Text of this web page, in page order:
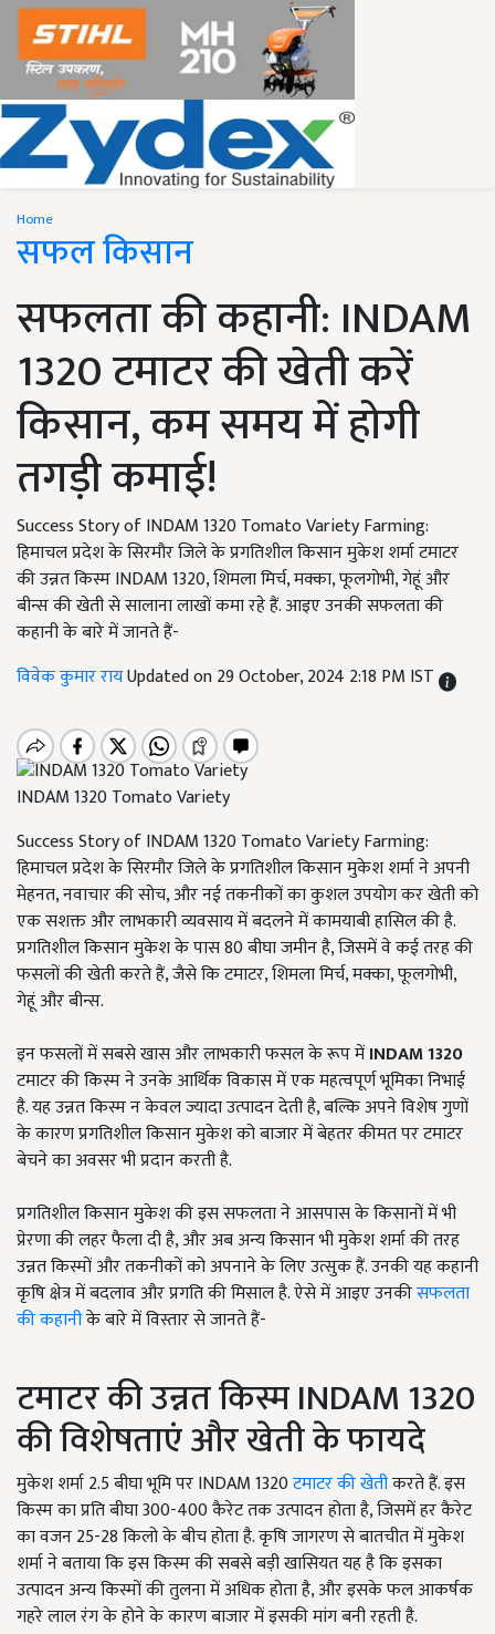
Home
सफल किसान
सफलता की कहानी: INDAM
1320 टमाटर की खेती करें
किसान, कम समय में होगी
तगड़ी कमाई!
Success Story of INDAM 1320 Tomato Variety Farming:
हिमाचल प्रदेश के सिरमौर जिले के प्रगतिशील किसान मुकेश शर्मा टमाटर
की उन्नत किस्म INDAM 1320, शिमला मिर्च, मक्का, फूलगोभी, गेहूं और
बीन्स की खेती से सालाना लाखों कमा रहे हैं. आइए उनकी सफलता की
कहानी के बारे में जानते हैं-
विवेक कुमार रायUpdated on 29 October, 2024 2:18 PM IST
INDAM 1320 Tomato Variety
Success Story of INDAM 1320 Tomato Variety Farming:
हिमाचल प्रदेश के सिरमौर जिले के प्रगतिशील किसान मुकेश शर्मा ने अपनी
मेहनत, नवाचार की सोच, और नई तकनीकों का कुशल उपयोग कर खेती को
एक सशक्त और लाभकारी व्यवसाय में बदलने में कामयाबी हासिल की है.
प्रगतिशील किसान मुकेश के पास 80 बीघा जमीन है, जिसमें वे कई तरह की
फसलों की खेती करते हैं, जैसे कि टमाटर, शिमला मिर्च, मक्का, फूलगोभी,
गेहूं और बीन्स.
इन फसलों में सबसे खास और लाभकारी फसल के रूप मेंINDAM 1320
टमाटर की किस्म ने उनके आर्थिक विकास में एक महत्वपूर्ण भूमिका निभाई
है. यह उन्नत किस्म न केवल ज्यादा उत्पादन देती है, बल्कि अपने विशेष गुणों
के कारण प्रगतिशील किसान मुकेश को बाजार में बेहतर कीमत पर टमाटर
बेचने का अवसर भी प्रदान करती है.
प्रगतिशील किसान मुकेश की इस सफलता ने आसपास के किसानों में भी
प्रेरणा की लहर फैला दी है, और अब अन्य किसान भी मुकेश शर्मा की तरह
उन्नत किस्मों और तकनीकों को अपनाने के लिए उत्सुक हैं. उनकी यह कहानी
कृषि क्षेत्र में बदलाव और प्रगति की मिसाल है. ऐसे में आइए उनकीसफलता
की कहानीके बारे में विस्तार से जानते हैं-
टमाटर की उन्नत किस्म INDAM 1320
की विशेषताएं और खेती के फायदे
मुकेश शर्मा 2.5 बीघा भूमि पर INDAM 1320टमाटर की खेतीकरते हैं. इस
किस्म का प्रति बीघा 300-400 कैरेट तक उत्पादन होता है, जिसमें हर कैरेट
का वजन 25-28 किलो के बीच होता है. कृषि जागरण से बातचीत में मुकेश
शर्मा ने बताया कि इस किस्म की सबसे बड़ी खासियत यह है कि इसका
उत्पादन अन्य किस्मों की तुलना में अधिक होता है, और इसके फल आकर्षक
गहरे लाल रंग के होने के कारण बाजार में इसकी मांग बनी रहती है.